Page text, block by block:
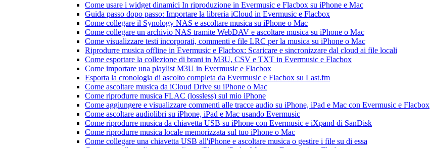
Come usare i widget dinamici In riproduzione in Evermusic e Flacbox su iPhone e Mac
Guida passo dopo passo: Importare la libreria iCloud in Evermusic e Flacbox
Come collegare il Synology NAS e ascoltare musica su iPhone o Mac
Come collegare un archivio NAS tramite WebDAV e ascoltare musica su iPhone o Mac
Come visualizzare testi incorporati, commenti e file LRC per la musica su iPhone o Mac
Riprodurre musica offline in Evermusic e Flacbox: Scaricare e sincronizzare dal cloud ai file locali
Come esportare la collezione di brani in M3U, CSV e TXT in Evermusic e Flacbox
Come importare una playlist M3U in Evermusic e Flacbox
Esporta la cronologia di ascolto completa da Evermusic e Flacbox su Last.fm
Come ascoltare musica da iCloud Drive su iPhone o Mac
Come riprodurre musica FLAC (lossless) sul mio iPhone
Come aggiungere e visualizzare commenti alle tracce audio su iPhone, iPad e Mac con Evermusic e Flacbox
Come ascoltare audiolibri su iPhone, iPad e Mac usando Evermusic
Come riprodurre musica da chiavetta USB su iPhone con Evermusic e iXpand di SanDisk
Come riprodurre musica locale memorizzata sul tuo iPhone o Mac
Come collegare una chiavetta USB all'iPhone e ascoltare musica o gestire i file su di essa